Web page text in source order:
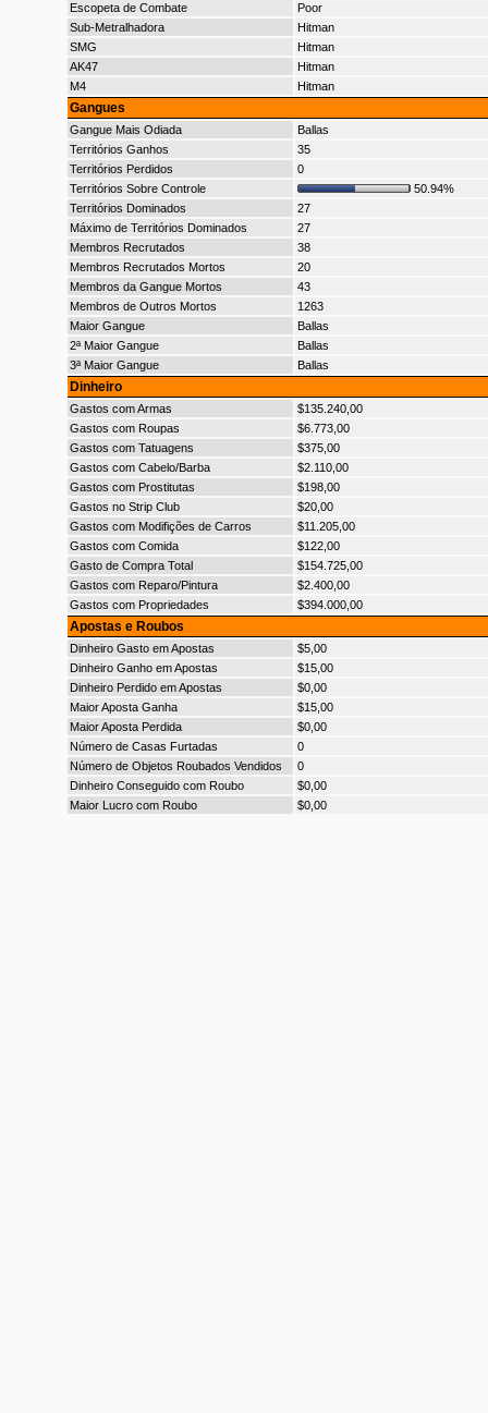
Escopeta de Combate
Poor
Sub-Metralhadora
Hitman
SMG
Hitman
AK47
Hitman
M4
Hitman
Gangues
Gangue Mais Odiada
Ballas
Territórios Ganhos
35
Territórios Perdidos
0
Territórios Sobre Controle
50.94%
Territórios Dominados
27
Máximo de Territórios Dominados
27
Membros Recrutados
38
Membros Recrutados Mortos
20
Membros da Gangue Mortos
43
Membros de Outros Mortos
1263
Maior Gangue
Ballas
2ª Maior Gangue
Ballas
3ª Maior Gangue
Ballas
Dinheiro
Gastos com Armas
$135.240,00
Gastos com Roupas
$6.773,00
Gastos com Tatuagens
$375,00
Gastos com Cabelo/Barba
$2.110,00
Gastos com Prostitutas
$198,00
Gastos no Strip Club
$20,00
Gastos com Modifições de Carros
$11.205,00
Gastos com Comida
$122,00
Gasto de Compra Total
$154.725,00
Gastos com Reparo/Pintura
$2.400,00
Gastos com Propriedades
$394.000,00
Apostas e Roubos
Dinheiro Gasto em Apostas
$5,00
Dinheiro Ganho em Apostas
$15,00
Dinheiro Perdido em Apostas
$0,00
Maior Aposta Ganha
$15,00
Maior Aposta Perdida
$0,00
Número de Casas Furtadas
0
Número de Objetos Roubados Vendidos
0
Dinheiro Conseguido com Roubo
$0,00
Maior Lucro com Roubo
$0,00